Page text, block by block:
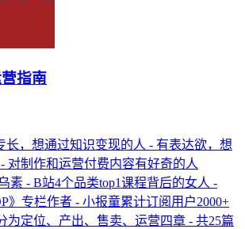
指南
长，想通过知识变现的人 - 有表达欲，想
对制作和运营付费内容有好奇的人
素 - B站4个品类top1课程背后的女人 -
》专栏作者 - 小报童累计订阅用户2000+
为定位、产出、售卖、运营四章 - 共25篇